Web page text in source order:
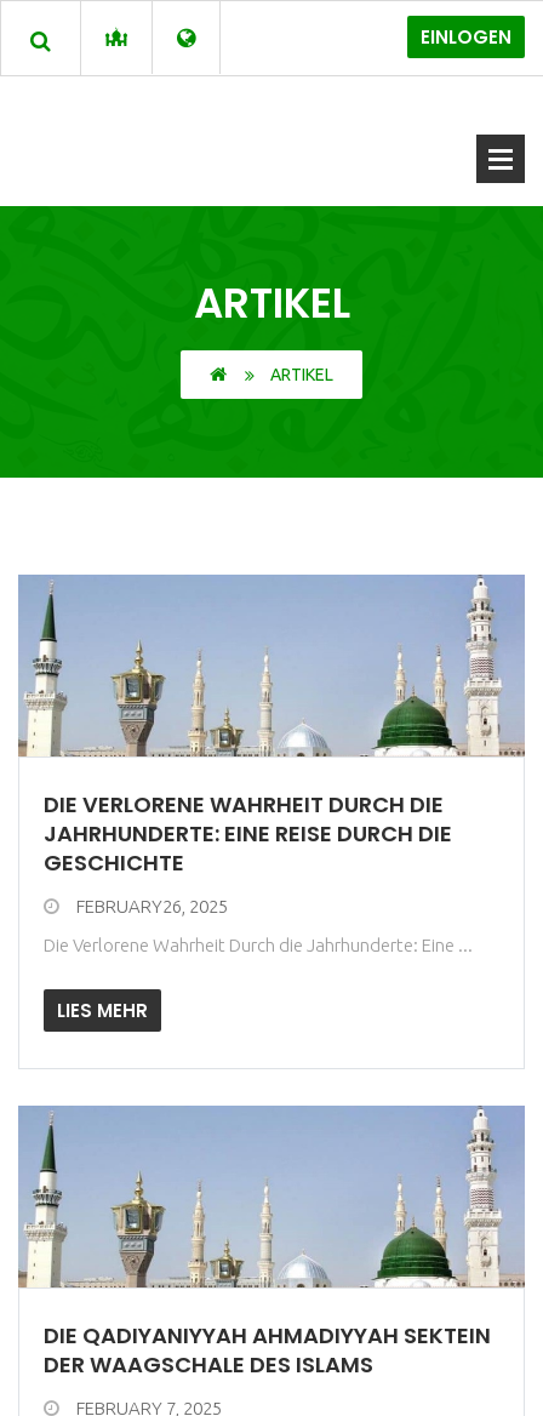
EINLOGEN
ARTIKEL
ARTIKEL
DIE VERLORENE WAHRHEIT DURCH DIE
JAHRHUNDERTE: EINE REISE DURCH DIE
GESCHICHTE
FEBRUARY26, 2025
Die Verlorene Wahrheit Durch die Jahrhunderte: Eine ...
LIES MEHR
DIE QADIYANIYYAH AHMADIYYAH SEKTEIN
DER WAAGSCHALE DES ISLAMS
FEBRUARY 7, 2025